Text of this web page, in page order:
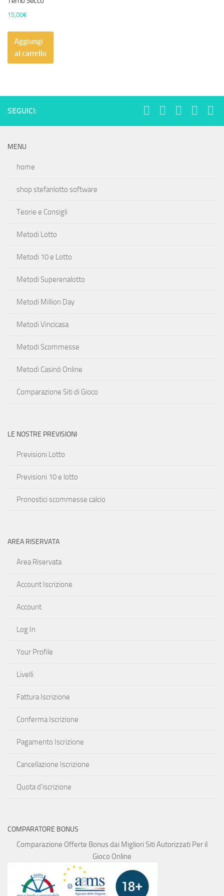
15,00€
Aggiungi
al carrello
SEGUICI:
MENU
home
shop stefanlotto software
Teorie e Consigli
Metodi Lotto
Metodi 10 e Lotto
Metodi Superenalotto
Metodi Million Day
Metodi Vincicasa
Metodi Scommesse
Metodi Casinò Online
Comparazione Siti di Gioco
LE NOSTRE PREVISIONI
Previsioni Lotto
Previsioni 10 e lotto
Pronostici scommesse calcio
AREA RISERVATA
Area Riservata
Account Iscrizione
Account
Log In
Your Profile
Livelli
Fattura Iscrizione
Conferma Iscrizione
Pagamento Iscrizione
Cancellazione Iscrizione
Quota d’iscrizione
COMPARATORE BONUS
Comparazione Offerte Bonus dai Migliori Siti Autorizzati Per il
Gioco Online